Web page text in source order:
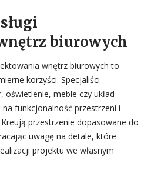
biurowych
wnętrz biurowych to
korzyści. Specjaliści
oświetlenie, meble czy układ
funkcjonalność przestrzeni i
przestrzenie dopasowane do
uwagę na detale, które
projektu we własnym